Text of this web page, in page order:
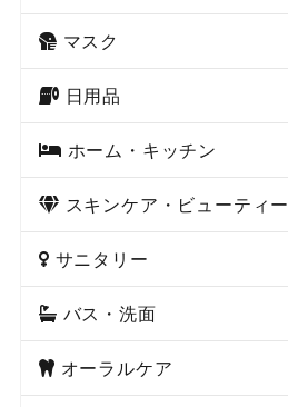
マスク
日用品
ホーム・キッチン
スキンケア・ビューティー
サニタリー
バス・洗面
オーラルケア